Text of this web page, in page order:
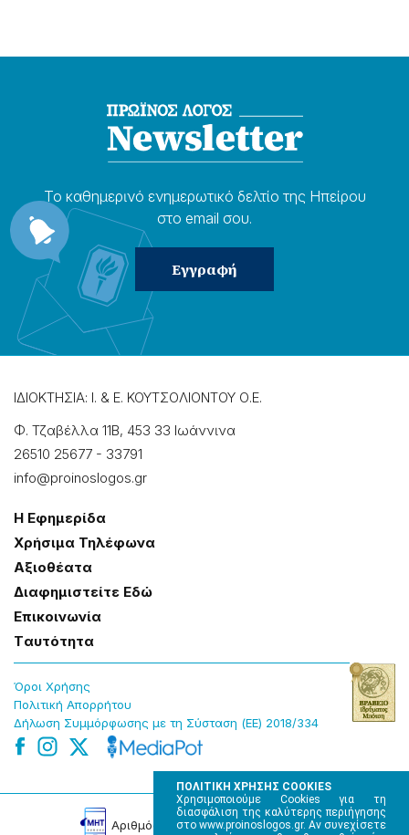
ΠΟΛΙΤΙΚΗ ΧΡΗΣΗΣ COOKIES
Χρησιμοποιούμε Cookies για τη
διασφάλιση της καλύτερης περιήγησης
στο www.proinoslogos.gr. Αν συνεχίσετε
Το καθημερɩνό ενημερωτɩκό δελτίο της Ηπείρου
στο email σου.
ΙΔΙΟΚΤΗΣΙΑ: Ι. & Ε. ΚΟΥΤΣΟΛΙΟΝΤΟΥ Ο.Ε.
Φ. Τζαβέλλα 11Β, 453 33 Ιωάννɩνα
26510 25677 - 33791
info@proinoslogos.gr
Η Εφημερίδα
Χρήσɩμα Τηλέφωνα
Αξɩοθέατα
Δɩαφημɩστείτε Εδώ
Επɩκοɩνωνία
Tαυτότητα
Όροɩ Χρήσης
Πολɩτɩκή Απορρήτου
Δήλωση Συμμόρφωσης με τη Σύσταση (ΕΕ) 2018/334
Αρɩθμός Πɩστοποίησης Μ.Η.Τ. 220242